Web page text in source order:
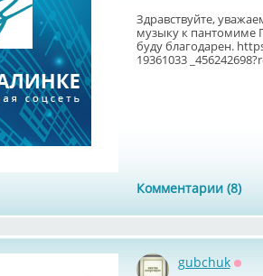
Здравствуйте,
музыку к пантомиме
буду благодарен.
19361033
Комментарии (8)
gubchuk